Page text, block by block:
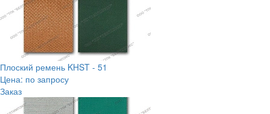
Плоский ремень KHST - 51
Цена: по запросу
Заказ